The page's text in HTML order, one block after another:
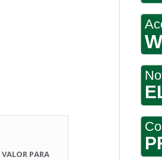
VALOR PARA